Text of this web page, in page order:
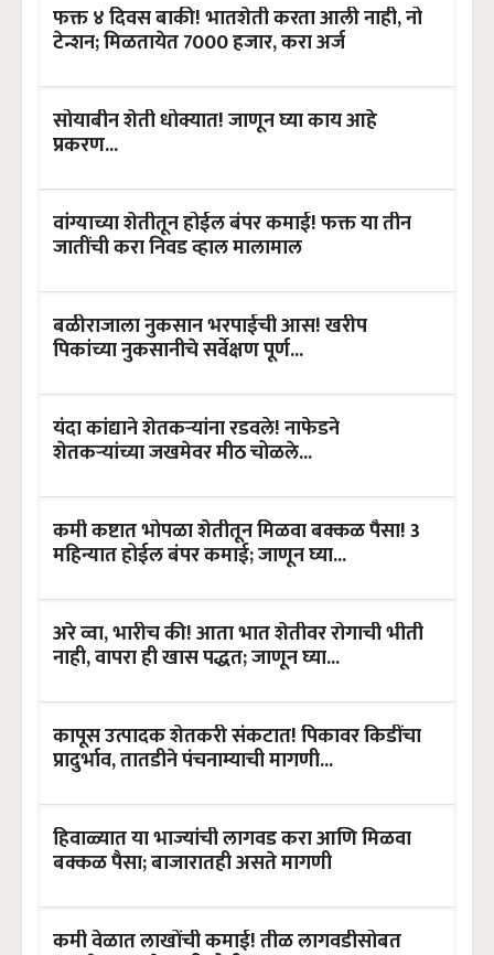
फक्त ४ दिवस बाकी! भातशेती करता आली नाही, नो
टेन्शन; मिळतायेत 7000 हजार, करा अर्ज
सोयाबीन शेती धोक्यात! जाणून घ्या काय आहे
प्रकरण...
वांग्याच्या शेतीतून होईल बंपर कमाई! फक्त या तीन
जातींची करा निवड व्हाल मालामाल
बळीराजाला नुकसान भरपाईची आस! खरीप
पिकांच्या नुकसानीचे सर्वेक्षण पूर्ण...
यंदा कांद्याने शेतकऱ्यांना रडवले! नाफेडने
शेतकऱ्यांच्या जखमेवर मीठ चोळले...
कमी कष्टात भोपळा शेतीतून मिळवा बक्कळ पैसा! 3
महिन्यात होईल बंपर कमाई; जाणून घ्या...
अरे व्वा, भारीच की! आता भात शेतीवर रोगाची भीती
नाही, वापरा ही खास पद्धत; जाणून घ्या...
कापूस उत्पादक शेतकरी संकटात! पिकावर किडींचा
प्रादुर्भाव, तातडीने पंचनाम्याची मागणी...
हिवाळ्यात या भाज्यांची लागवड करा आणि मिळवा
बक्कळ पैसा; बाजारातही असते मागणी
कमी वेळात लाखोंची कमाई! तीळ लागवडीसोबत